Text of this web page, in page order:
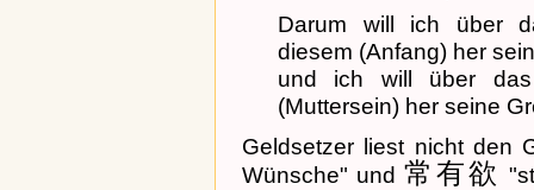
Darum will ich über
diesem (Anfang) her
und ich will über
(Muttersein) her seine
Geldsetzer liest nicht den
Wünsche" und 常有欲